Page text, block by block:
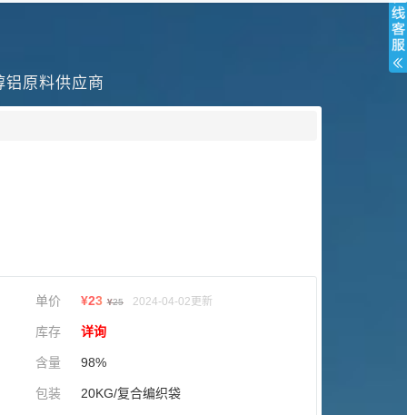
原料供应商
单价 ¥23 ¥25 2024-04-02更新
库存 详询
含量 98%
包装 20KG/复合编织袋